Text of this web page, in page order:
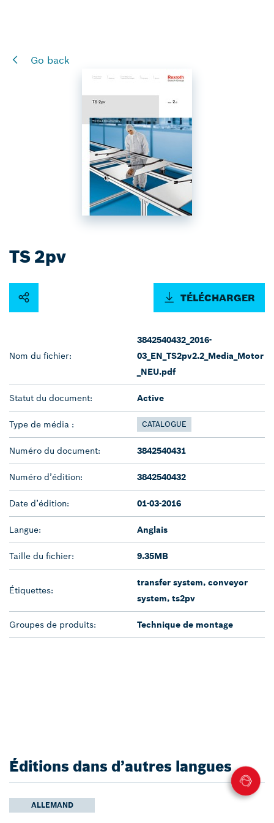
Go back
TS 2pv
TÉLÉCHARGER
Nom du fichier:
3842540432_2016-
03_EN_TS2pv2.2_Media_Motor
_NEU.pdf
Statut du document: Active
Type de média : CATALOGUE
Numéro du document: 3842540431
Numéro d’édition: 3842540432
Date d’édition: 01-03-2016
Langue: Anglais
Taille du fichier: 9.35MB
Étiquettes:
transfer system, conveyor
system, ts2pv
Groupes de produits: Technique de montage
Éditions dans d’autres langues
ALLEMAND